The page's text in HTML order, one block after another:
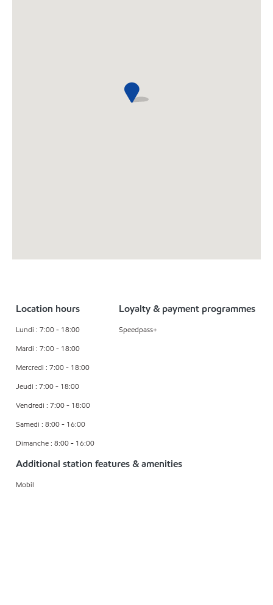
Location hours
Lundi : 7:00 - 18:00
Mardi : 7:00 - 18:00
Mercredi : 7:00 - 18:00
Jeudi : 7:00 - 18:00
Vendredi : 7:00 - 18:00
Samedi : 8:00 - 16:00
Dimanche : 8:00 - 16:00
Loyalty & payment programmes
Speedpass+
Additional station features & amenities
Mobil